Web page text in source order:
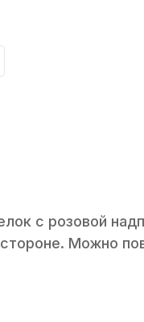
с розовой
стороне. Можно